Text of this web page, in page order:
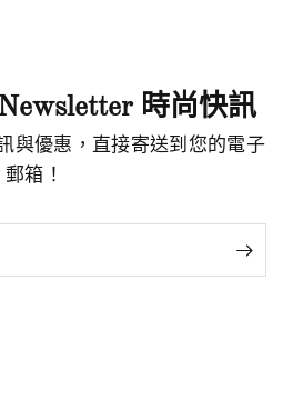
時尚快訊
與優惠，直接寄送到您的電子
郵箱！